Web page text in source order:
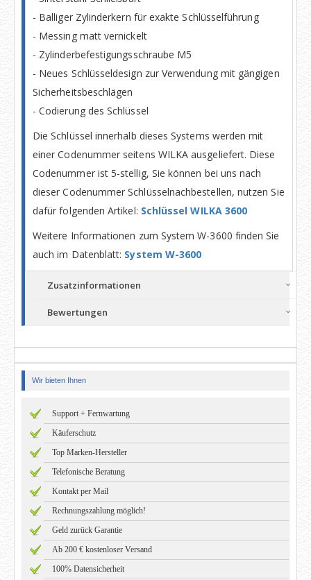
- Balliger Zylinderkern für exakte Schlüsselführung
- Messing matt vernickelt
- Zylinderbefestigungsschraube M5
- Neues Schlüsseldesign zur Verwendung mit gängigen
Sicherheitsbeschlägen
- Codierung des Schlüssel
Die Schlüssel innerhalb dieses Systems werden mit
einer Codenummer seitens WILKA ausgeliefert. Diese
Codenummer ist 5-stellig, Sie können bei uns nach
dieser Codenummer Schlüsselnachbestellen, nutzen Sie
dafür folgenden Artikel: Schlüssel WILKA 3600
Weitere Informationen zum System W-3600 finden Sie
auch im Datenblatt: System W-3600
Zusatzinformationen
Bewertungen
Wir bieten Ihnen
Support + Fernwartung
Käuferschutz
Top Marken-Hersteller
Telefonische Beratung
Kontakt per Mail
Rechnungszahlung möglich!
Geld zurück Garantie
Ab 200 € kostenloser Versand
100% Datensicherheit